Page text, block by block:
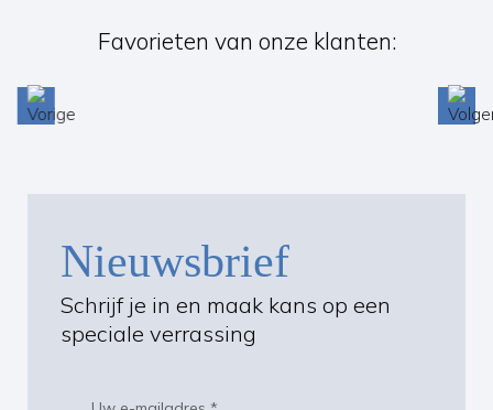
Favorieten van onze klanten:
Nieuwsbrief
Schrijf je in en maak kans op een
speciale verrassing